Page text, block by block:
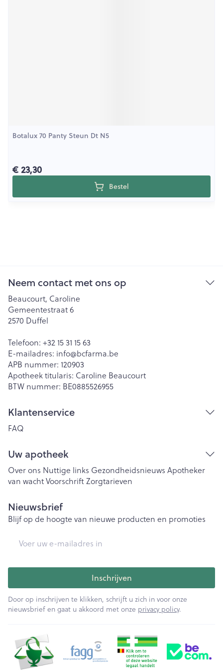
Botalux 70 Panty Steun Dt N5
€ 23,30
Bestel
Neem contact met ons op
Beaucourt, Caroline
Gemeentestraat 6
2570 Duffel
Telefoon: +32 15 31 15 63
E-mailadres: info@bcfarma.be
APB nummer: 120903
Apotheek titularis: Caroline Beaucourt
BTW nummer: BE0885526955
Klantenservice
FAQ
Uw apotheek
Over ons Nuttige links Gezondheidsnieuws Apotheker
van wachtVoorschriftZorgtarieven
Nieuwsbrief
Blijf op de hoogte van nieuwe producten en promoties
Inschrijven
Door op inschrijven te klikken, schrijft u zich in voor onze
nieuwsbrief en gaat u akkoord met onze privacy policy.